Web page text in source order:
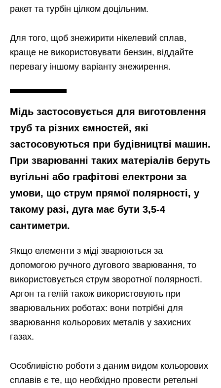
ракет та турбін цілком доцільним.
Для того, щоб знежирити нікелевий сплав,
краще не використовувати бензин, віддайте
перевагу іншому варіанту знежирення.
Мідь застосовується для виготовлення
труб та різних ємностей, які
застосовуються при будівництві машин.
При зварюванні таких матеріалів беруть
вугільні або графітові електрони за
умови, що струм прямої полярності, у
такому разі, дуга має бути 3,5-4
сантиметри.
Якщо елементи з міді зварюються за
допомогою ручного дугового зварювання, то
використовується струм зворотної полярності.
Аргон та гелій також використовують при
зварювальних роботах: вони потрібні для
зварювання кольорових металів у захисних
газах.
Особливістю роботи з даним видом кольорових
сплавів є те, що необхідно провести ретельні